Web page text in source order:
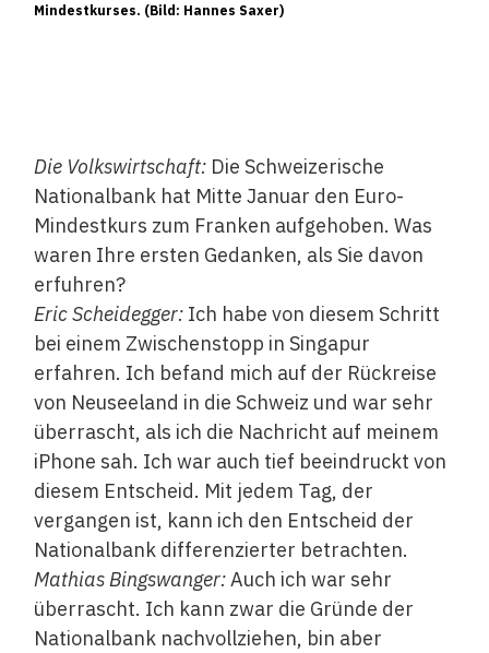
Mindestkurses. (Bild: Hannes Saxer)
Die Volkswirtschaft:Die Schweizerische
Nationalbank hat Mitte Januar den Euro-
Mindestkurs zum Franken aufgehoben. Was
waren Ihre ersten Gedanken, als Sie davon
erfuhren?
Eric Scheidegger:Ich habe von diesem Schritt
bei einem Zwischenstopp in Singapur
erfahren. Ich befand mich auf der Rückreise
von Neuseeland in die Schweiz und war sehr
überrascht, als ich die Nachricht auf meinem
iPhone sah. Ich war auch tief beeindruckt von
diesem Entscheid. Mit jedem Tag, der
vergangen ist, kann ich den Entscheid der
Nationalbank differenzierter betrachten.
Mathias Bingswanger:Auch ich war sehr
überrascht. Ich kann zwar die Gründe der
Nationalbank nachvollziehen, bin aber